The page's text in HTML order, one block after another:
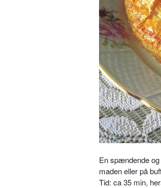
En spændende
maden eller på
Tid: ca 35 min,